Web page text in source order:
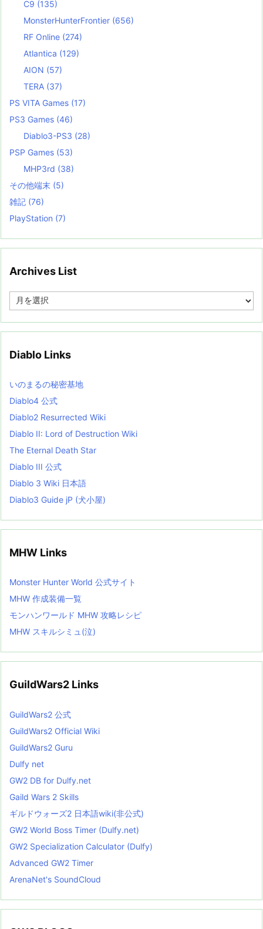
C9 (135)
MonsterHunterFrontier (656)
RF Online (274)
Atlantica (129)
AION (57)
TERA (37)
PS VITA Games (17)
PS3 Games (46)
Diablo3-PS3 (28)
PSP Games (53)
MHP3rd (38)
その他端末 (5)
雑記 (76)
PlayStation (7)
Archives List
e
i
s
t
Diablo Links
いのまるの秘密基地
Diablo4 公式
Diablo2 Resurrected Wiki
Diablo II: Lord of Destruction Wiki
The Eternal Death Star
Diablo III 公式
Diablo 3 Wiki 日本語
Diablo3 Guide jP (犬小屋)
MHW Links
Monster Hunter World 公式サイト
MHW 作成装備一覧
モンハンワールド MHW 攻略レシピ
MHW スキルシミュ(泣)
GuildWars2 Links
GuildWars2 公式
GuildWars2 Official Wiki
GuildWars2 Guru
Dulfy net
GW2 DB for Dulfy.net
Gaild Wars 2 Skills
ギルドウォーズ2 日本語wiki(非公式)
GW2 World Boss Timer (Dulfy.net)
GW2 Specialization Calculator (Dulfy)
Advanced GW2 Timer
ArenaNet's SoundCloud